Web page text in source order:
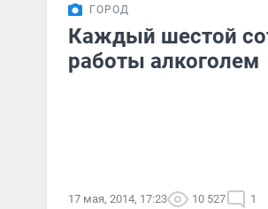
ГОРОД
Каждый шестой
работы алкоголем
17 мая, 2014, 17:23 10 527 1